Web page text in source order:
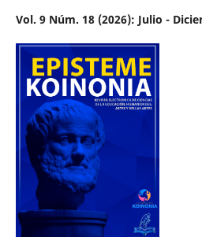
Vol. 9 Núm. 18 (2026): Julio -